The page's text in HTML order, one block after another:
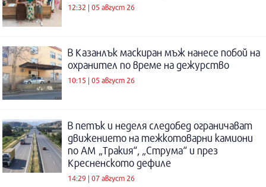
12:32 | 05 август 26
В Казанлък маскиран мъж нанесе побой на
охранител по време на дежурство
10:15 | 05 август 26
В петък и неделя следобед ограничават
движението на тежкотоварни камиони
по АМ „Тракия“, „Струма“ и през
Кресненското дефиле
14:29 | 07 август 26